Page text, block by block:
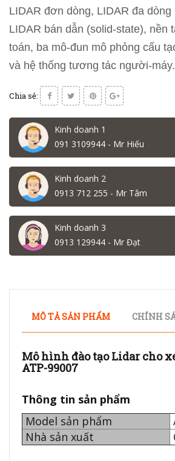
LIDAR đơn dòng, LIDAR đa dòng
LIDAR bán dẫn (solid‑state), nền
toán, ba mô‑đun mô phỏng cấu
và hệ thống tương tác người‑máy.
Chia sẻ:
Kinh doanh 1
091 3109944 - Mr Hiếu
Kinh doanh 2
0913 712 255 - Mr Tâm
Kinh doanh 3
0913 129944 - Mr Đạt
MÔ TẢ SẢN PHẨM CHÍNH
Mô hình đào tạo Lidar cho
ATP-99007
Thông tin sản phẩm
Model sản phẩm
Nhà sản xuất